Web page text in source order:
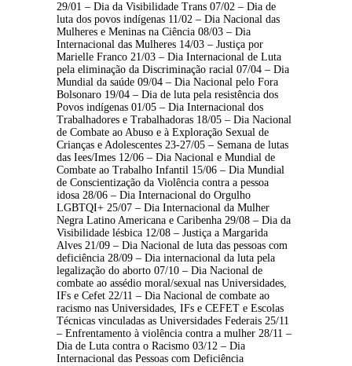
29/01 – Dia da Visibilidade Trans 07/02 – Dia de
luta dos povos indígenas 11/02 – Dia Nacional das
Mulheres e Meninas na Ciência 08/03 – Dia
Internacional das Mulheres 14/03 – Justiça por
Marielle Franco 21/03 – Dia Internacional de Luta
pela eliminação da Discriminação racial 07/04 – Dia
Mundial da saúde 09/04 – Dia Nacional pelo Fora
Bolsonaro 19/04 – Dia de luta pela resistência dos
Povos indígenas 01/05 – Dia Internacional dos
Trabalhadores e Trabalhadoras 18/05 – Dia Nacional
de Combate ao Abuso e à Exploração Sexual de
Crianças e Adolescentes 23-27/05 – Semana de lutas
das Iees/Imes 12/06 – Dia Nacional e Mundial de
Combate ao Trabalho Infantil 15/06 – Dia Mundial
de Conscientização da Violência contra a pessoa
idosa 28/06 – Dia Internacional do Orgulho
LGBTQI+ 25/07 – Dia Internacional da Mulher
Negra Latino Americana e Caribenha 29/08 – Dia da
Visibilidade lésbica 12/08 – Justiça a Margarida
Alves 21/09 – Dia Nacional de luta das pessoas com
deficiência 28/09 – Dia internacional da luta pela
legalização do aborto 07/10 – Dia Nacional de
combate ao assédio moral/sexual nas Universidades,
IFs e Cefet 22/11 – Dia Nacional de combate ao
racismo nas Universidades, IFs e CEFET e Escolas
Técnicas vinculadas as Universidades Federais 25/11
– Enfrentamento à violência contra a mulher 28/11 –
Dia de Luta contra o Racismo 03/12 – Dia
Internacional das Pessoas com Deficiência